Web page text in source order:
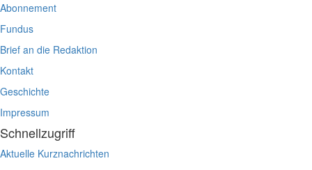
Abonnement
Fundus
Brief an die Redaktion
Kontakt
Geschichte
Impressum
Schnellzugriff
Aktuelle Kurznachrichten